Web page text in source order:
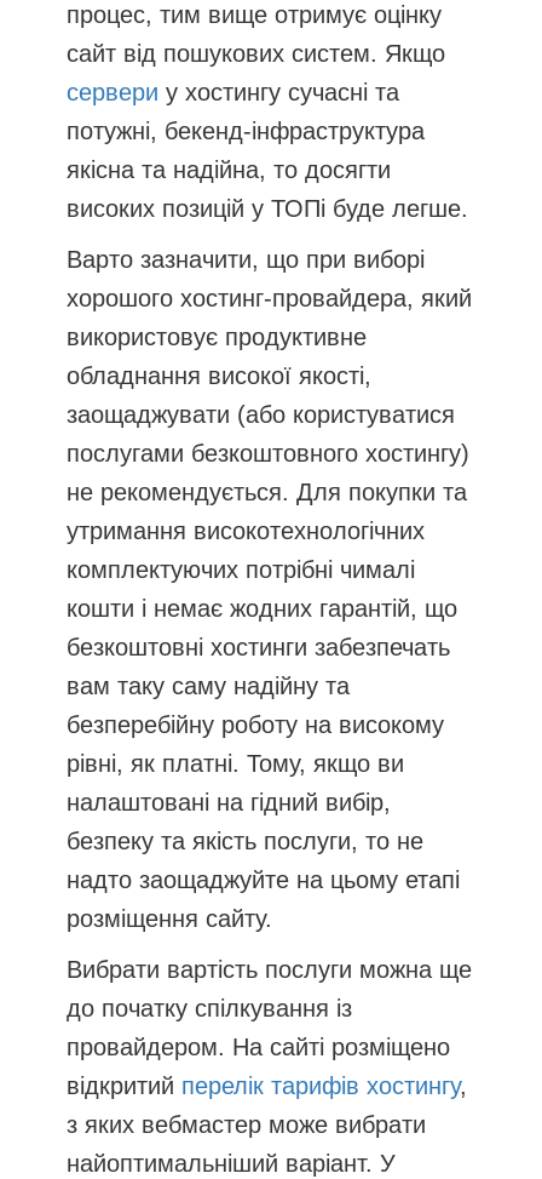
процес, тим вище отримує оцінку
сайт від пошукових систем. Якщо
сервери у хостингу сучасні та
потужні, бекенд-інфраструктура
якісна та надійна, то досягти
високих позицій у ТОПі буде легше.
Варто зазначити, що при виборі
хорошого хостинг-провайдера, який
використовує продуктивне
обладнання високої якості,
заощаджувати (або користуватися
послугами безкоштовного хостингу)
не рекомендується. Для покупки та
утримання високотехнологічних
комплектуючих потрібні чималі
кошти і немає жодних гарантій, що
безкоштовні хостинги забезпечать
вам таку саму надійну та
безперебійну роботу на високому
рівні, як платні. Тому, якщо ви
налаштовані на гідний вибір,
безпеку та якість послуги, то не
надто заощаджуйте на цьому етапі
розміщення сайту.
Вибрати вартість послуги можна ще
до початку спілкування із
провайдером. На сайті розміщено
відкритий перелік тарифів хостингу,
з яких вебмастер може вибрати
найоптимальніший варіант. У